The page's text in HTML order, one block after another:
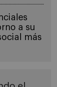
a su
más